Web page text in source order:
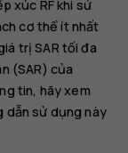
xúc RF khi sử
cơ thể ít nhất
trị SAR tối đa
(SAR) của
tin, hãy xem
dẫn sử dụng này